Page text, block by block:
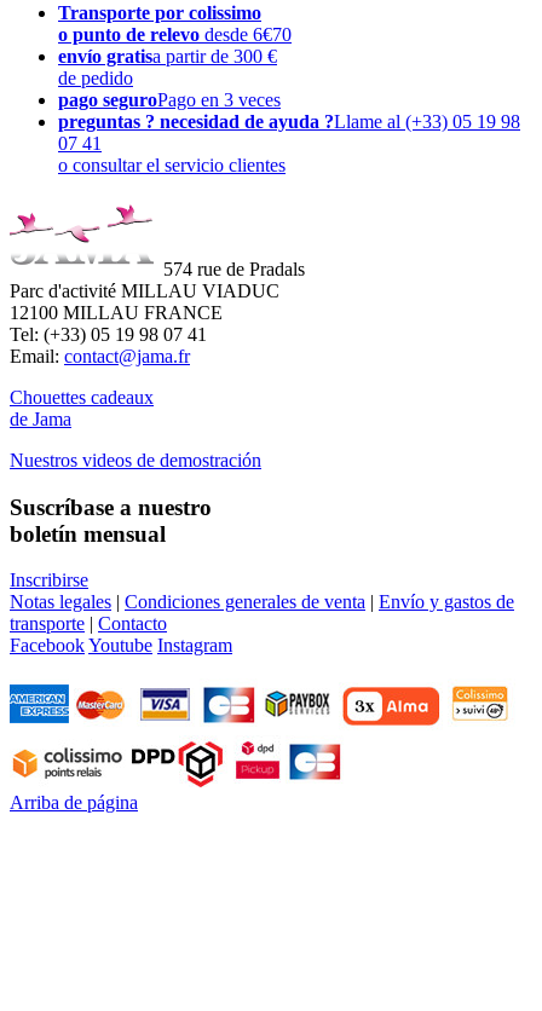
Transporte por colissimo
o punto de relevo desde 6€70
envío gratisa partir de 300 €
de pedido
pago seguroPago en 3 veces
preguntas ? necesidad de ayuda ?Llame al (+33) 05 19 98
07 41
o consultar el servicio clientes
574 rue de Pradals
Parc d'activité MILLAU VIADUC
12100 MILLAU FRANCE
Tel: (+33) 05 19 98 07 41
Email: contact@jama.fr
Chouettes cadeaux
de Jama
Nuestros videos de demostración
Suscríbase a nuestro
boletín mensual
Inscribirse
Notas legales | Condiciones generales de venta | Envío y gastos de
transporte | Contacto
FacebookYoutube Instagram
Arriba de página